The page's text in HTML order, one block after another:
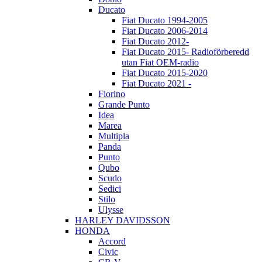
Ducato
Fiat Ducato 1994-2005
Fiat Ducato 2006-2014
Fiat Ducato 2012-
Fiat Ducato 2015- Radioförberedd
utan Fiat OEM-radio
Fiat Ducato 2015-2020
Fiat Ducato 2021 -
Fiorino
Grande Punto
Idea
Marea
Multipla
Panda
Punto
Qubo
Scudo
Sedici
Stilo
Ulysse
HARLEY DAVIDSSON
HONDA
Accord
Civic